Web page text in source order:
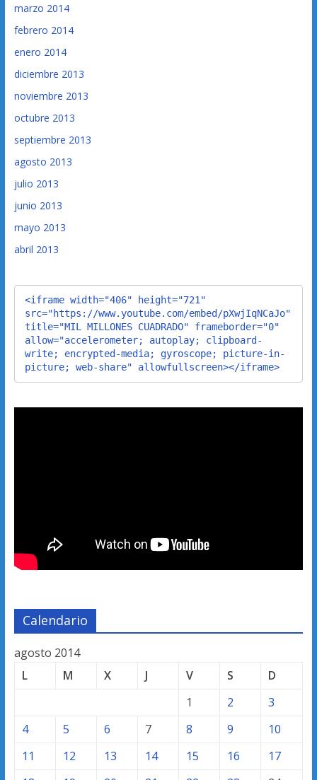
marzo 2014
febrero 2014
enero 2014
diciembre 2013
noviembre 2013
octubre 2013
septiembre 2013
agosto 2013
julio 2013
junio 2013
mayo 2013
abril 2013
<iframe width="406" height="721"
src="https://www.youtube.com/embed/pXwjIqNCaJo"
title="MIL MILLONES CUADRADO" frameborder="0"
allow="accelerometer; autoplay; clipboard-
write; encrypted-media; gyroscope; picture-in-
picture; web-share" allowfullscreen></iframe>
Calendario
agosto 2014
L
M X J V S
D
1
2
3
4
5 6 7 8 9
10
11
12 13 14 15 16
17